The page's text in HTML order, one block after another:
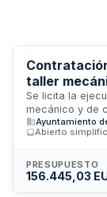
taller
Se licita la
mecánico y de
mantenimiento
arquitecto
la correcta
dirección
Ayuntamiento
Abierto
PRESUPUESTO
156.445,03